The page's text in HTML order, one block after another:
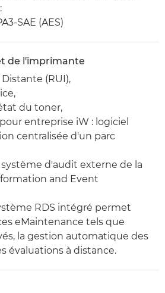
SAE (AES)
de l'imprimante
(RUI),
du toner,
entreprise iW : logiciel
centralisée d'un parc
d'audit externe de la
and Event
RDS intégré permet
eMaintenance tels que
la gestion automatique des
évaluations à distance.